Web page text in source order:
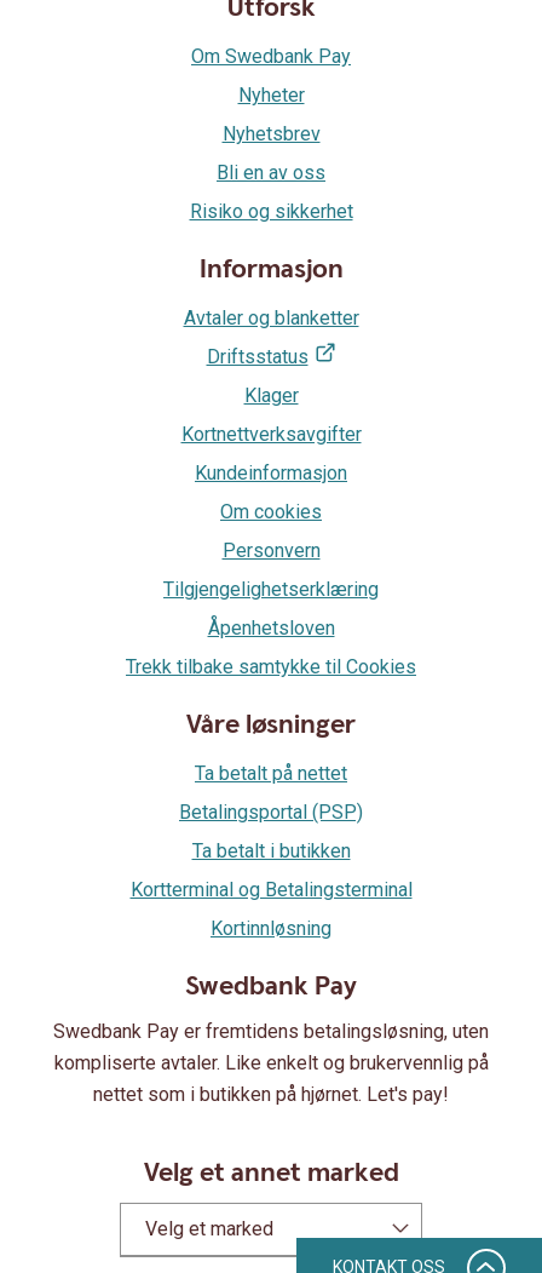
KONTAKT OSS
Swedbank Pay
Swedbank Pay er fremtidens betalingsløsning, uten
kompliserte avtaler. Like enkelt og brukervennlig på
nettet som i butikken på hjørnet. Let's pay!
Velg et annet marked
Velg et marked
Utforsk
Om Swedbank Pay
Nyheter
Nyhetsbrev
Bli en av oss
Risiko og sikkerhet
Informasjon
Avtaler og blanketter
Driftsstatus
Klager
Kortnettverksavgifter
Kundeinformasjon
Om cookies
Personvern
Tilgjengelighetserklæring
Åpenhetsloven
Trekk tilbake samtykke til Cookies
Våre løsninger
Ta betalt på nettet
Betalingsportal (PSP)
Ta betalt i butikken
Kortterminal og Betalingsterminal
Kortinnløsning